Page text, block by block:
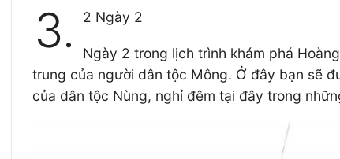
3. 2 Ngày 2
Ngày 2 trong lịch trình khám phá
trung của người dân tộc Mông. Ở đây bạn sẽ
của dân tộc Nùng, nghỉ đêm tại đây trong